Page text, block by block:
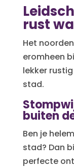
rust
Het
eromheen
lekker
stad.
buiten
Ben je
stad? Dan
perfecte